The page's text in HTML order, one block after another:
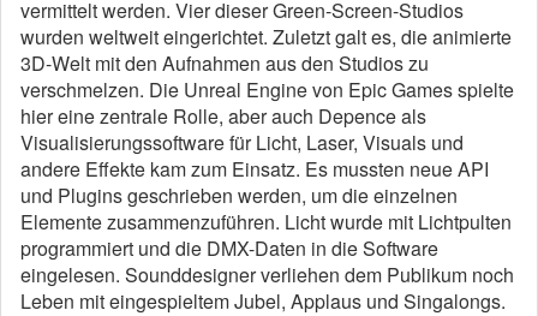
vermittelt werden. Vier dieser Green-Screen-Studios
wurden weltweit eingerichtet. Zuletzt galt es, die animierte
3D-Welt mit den Aufnahmen aus den Studios zu
verschmelzen. Die Unreal Engine von Epic Games spielte
hier eine zentrale Rolle, aber auch Depence als
Visualisierungssoftware für Licht, Laser, Visuals und
andere Effekte kam zum Einsatz. Es mussten neue API
und Plugins geschrieben werden, um die einzelnen
Elemente zusammenzuführen. Licht wurde mit Lichtpulten
programmiert und die DMX-Daten in die Software
eingelesen. Sounddesigner verliehen dem Publikum noch
Leben mit eingespieltem Jubel, Applaus und Singalongs.